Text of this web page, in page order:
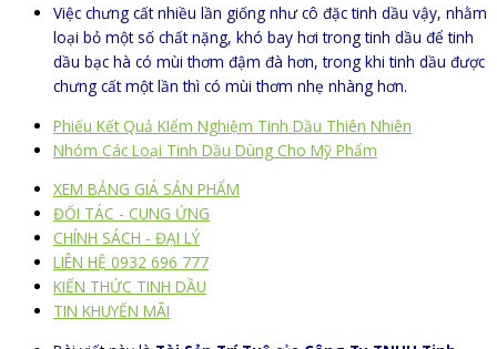
Việc chưng cất nhiều lần giống như cô đặc tinh dầu vậy, nhằm
loại bỏ một số chất nặng, khó bay hơi trong tinh dầu để tinh
dầu bạc hà có mùi thơm đậm đà hơn, trong khi tinh dầu được
chưng cất một lần thì có mùi thơm nhẹ nhàng hơn.
Phiếu Kết Quả KIểm Nghiệm Tinh Dầu Thiên Nhiên
Nhóm Các Loại Tinh Dầu Dùng Cho Mỹ Phẩm
XEM BẢNG GIÁ SẢN PHẨM
ĐỐI TÁC - CUNG ỨNG
CHÍNH SÁCH - ĐẠI LÝ
LIÊN HỆ 0932 696 777
KIẾN THỨC TINH DẦU
TIN KHUYẾN MÃI